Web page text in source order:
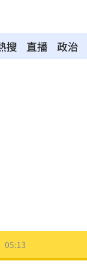
搜 直播 政治
05:13